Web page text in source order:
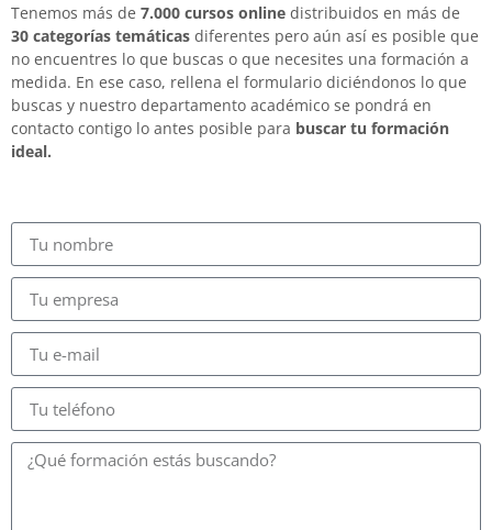
Tenemos más de 7.000 cursos online distribuidos en más de
30 categorías temáticas diferentes pero aún así es posible que
no encuentres lo que buscas o que necesites una formación a
medida. En ese caso, rellena el formulario diciéndonos lo que
buscas y nuestro departamento académico se pondrá en
contacto contigo lo antes posible para buscar tu formación
ideal.